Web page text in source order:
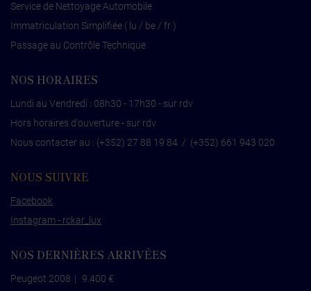
Service de Nettoyage Automobile
Immatriculation Simplifiée ( lu / be / fr )
Passage au Contrôle Technique
NOS HORAIRES
Lundi au Vendredi : 08h30 - 17h30 - sur rdv
Hors horaires d'ouverture - sur rdv
Nous contacter au : (+352) 27 88 19 84 / (+352) 661 943 020
NOUS SUIVRE
Facebook
Instagram - rckar_lux
NOS DERNIÈRES ARRIVÉES
Peugeot 2008 |
9.400 €